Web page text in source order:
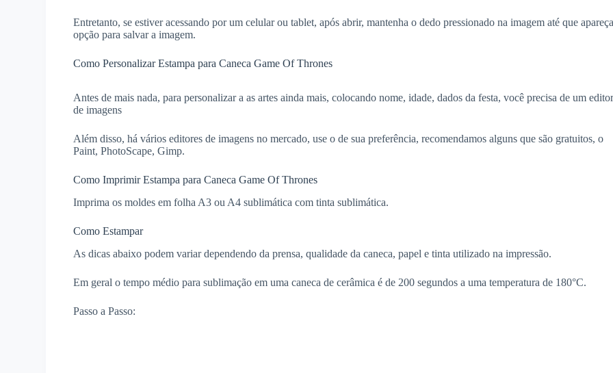
Entretanto, se estiver acessando por um celular ou tablet, após abrir, mantenha o dedo pressionado na imagem até que
opção para salvar a imagem.
Como Personalizar Estampa para Caneca Game Of Thrones
Antes de mais nada, para personalizar a as artes ainda mais, colocando nome, idade, dados da festa, você precisa de um
de imagens
Além disso, há vários editores de imagens no mercado, use o de sua preferência, recomendamos alguns que são gratuitos, o
Paint, PhotoScape, Gimp.
Como Imprimir Estampa para Caneca Game Of Thrones
Imprima os moldes em folha A3 ou A4 sublimática com tinta sublimática.
Como Estampar
As dicas abaixo podem variar dependendo da prensa, qualidade da caneca, papel e tinta utilizado na impressão.
Em geral o tempo médio para sublimação em uma caneca de cerâmica é de 200 segundos a uma temperatura de 180°C.
Passo a Passo: